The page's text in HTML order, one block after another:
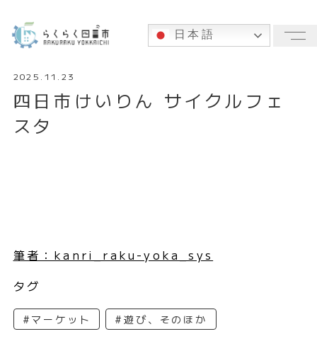
日本語
2025.11.23
四日市けいりん サイクルフェ
スタ
筆者：kanri_raku-yoka_sys
タグ
#マーケット #遊び、そのほか